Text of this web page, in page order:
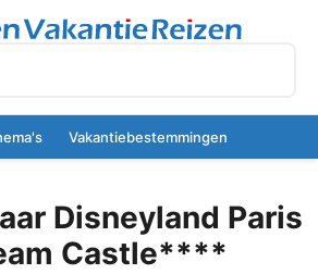
Vakantiebestemmingen
Disneyland Paris
Castle****